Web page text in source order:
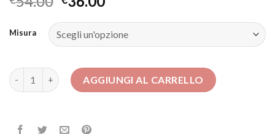
Misura
abiti donna quantitàAGGIUNGI AL CARRELLO